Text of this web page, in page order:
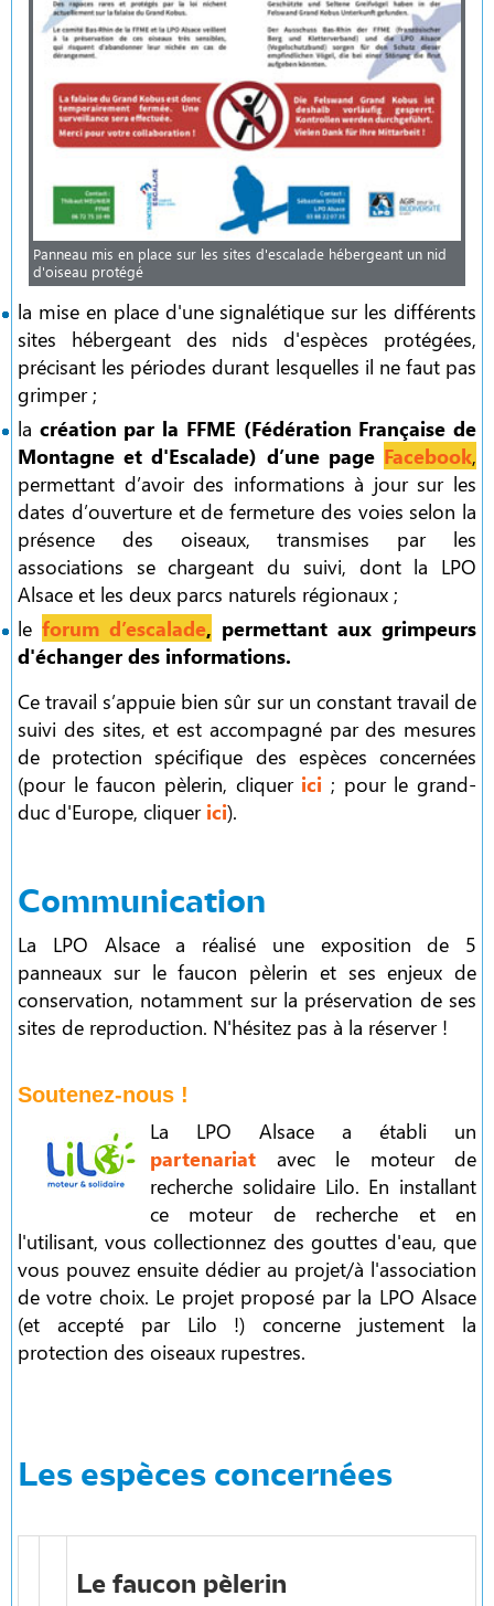
Panneau mis en place sur les sites d'escalade hébergeant un nid
d'oiseau protégé
la mise en place d'une signalétique sur les différents
sites hébergeant des nids d'espèces protégées,
précisant les périodes durant lesquelles il ne faut pas
grimper ;
la création par la FFME (Fédération Française de
Montagne et d'Escalade) d’une page Facebook,
permettant d’avoir des informations à jour sur les
dates d’ouverture et de fermeture des voies selon la
présence des oiseaux, transmises par les
associations se chargeant du suivi, dont la LPO
Alsace et les deux parcs naturels régionaux ;
le forum d’escalade, permettant aux grimpeurs
d'échanger des informations.
Ce travail s’appuie bien sûr sur un constant travail de
suivi des sites, et est accompagné par des mesures
de protection spécifique des espèces concernées
(pour le faucon pèlerin, cliquer ici ; pour le grand-
duc d'Europe, cliquer ici).
Communication
La LPO Alsace a réalisé une exposition de 5
panneaux sur le faucon pèlerin et ses enjeux de
conservation, notamment sur la préservation de ses
sites de reproduction. N'hésitez pas à la réserver !
Soutenez-nous !
La LPO Alsace a établi un
partenariat avec le moteur de
recherche solidaire Lilo. En installant
ce moteur de recherche et en
l'utilisant, vous collectionnez des gouttes d'eau, que
vous pouvez ensuite dédier au projet/à l'association
de votre choix. Le projet proposé par la LPO Alsace
(et accepté par Lilo !) concerne justement la
protection des oiseaux rupestres.
Les espèces concernées
Le faucon pèlerin